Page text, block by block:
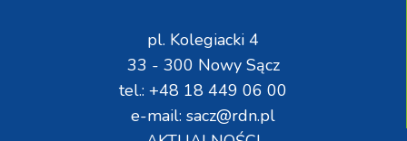
pl. Kolegiacki 4
33 - 300 Nowy Sącz
tel.: +48 18 449 06 00
e-mail: sacz@rdn.pl